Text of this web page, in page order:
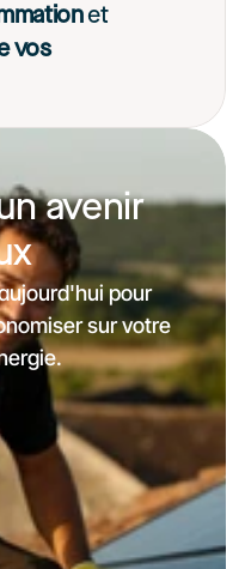
et
vos
avenir
pour
sur votre